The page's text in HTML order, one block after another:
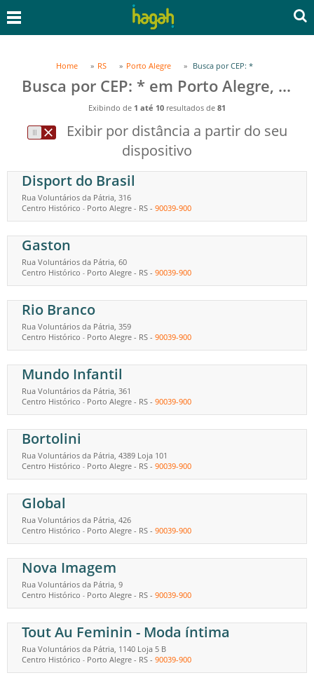
Home RS Porto Alegre Busca por CEP: *
Busca por CEP: * em Porto Alegre, RS
Exibindo de 1 até 10 resultados de 81
Exibir por distância a partir do seu
dispositivo
Disport do Brasil
Rua Voluntários da Pátria, 316
Centro Histórico - Porto Alegre - RS - 90039-900
Gaston
Rua Voluntários da Pátria, 60
Centro Histórico - Porto Alegre - RS - 90039-900
Rio Branco
Rua Voluntários da Pátria, 359
Centro Histórico - Porto Alegre - RS - 90039-900
Mundo Infantil
Rua Voluntários da Pátria, 361
Centro Histórico - Porto Alegre - RS - 90039-900
Bortolini
Rua Voluntários da Pátria, 4389 Loja 101
Centro Histórico - Porto Alegre - RS - 90039-900
Global
Rua Voluntários da Pátria, 426
Centro Histórico - Porto Alegre - RS - 90039-900
Nova Imagem
Rua Voluntários da Pátria, 9
Centro Histórico - Porto Alegre - RS - 90039-900
Tout Au Feminin - Moda íntima
Rua Voluntários da Pátria, 1140 Loja 5 B
Centro Histórico - Porto Alegre - RS - 90039-900